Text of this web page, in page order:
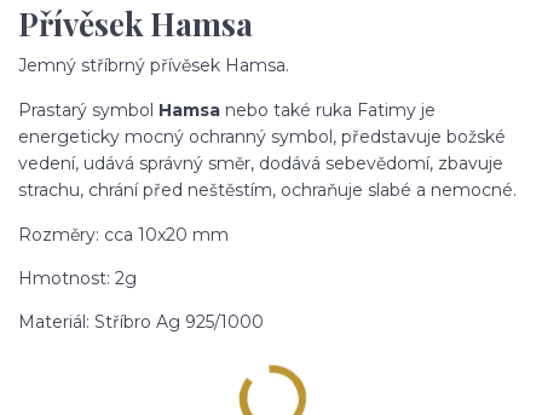
Přívěsek Hamsa
Jemný stříbrný přívěsek Hamsa.
Prastarý symbol Hamsa nebo také ruka Fatimy je
energeticky mocný ochranný symbol, představuje božské
vedení, udává správný směr, dodává sebevědomí, zbavuje
strachu, chrání před neštěstím, ochraňuje slabé a nemocné.
Rozměry: cca 10x20 mm
Hmotnost: 2g
Materiál: Stříbro Ag 925/1000